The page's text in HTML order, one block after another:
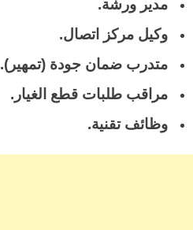
مدير ورشة.
وكيل مركز اتصال.
متدرب ضمان جودة (تمهير).
مراقب طلبات قطع الغيار.
وظائف تقنية.